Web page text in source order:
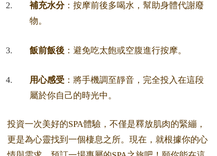
補充水分：按摩前後多喝水，幫助身體代謝廢
物。
飯前飯後 ：避免吃太飽或空腹進行按摩。
用心感受 ：將手機調至靜音，完全投入在這段
屬於你自己的時光中。
投資一次美好的SPA體驗，不僅是釋放肌肉的緊繃，
更是為心靈找到一個棲息之所。現在，就根據你的心